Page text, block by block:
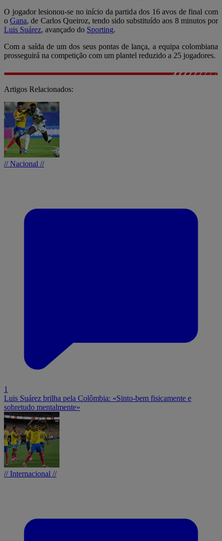
O jogador lesionou-se no início da partida dos 16 avos de final com
oGana, de Carlos Queiroz, tendo sido substituído aos 8 minutos por
Luis Suárez, avançado do Sporting.
Com a saída de um dos seus pontas de lança, a equipa colombiana
prosseguirá na competição com um plantel reduzido a 25 jogadores.
Artigos Relacionados:
// Nacional //
1
Luis Suárez brilha pela Colômbia: «Sinto-bem fisicamente e
sobretudo mentalmente»
// Internacional //